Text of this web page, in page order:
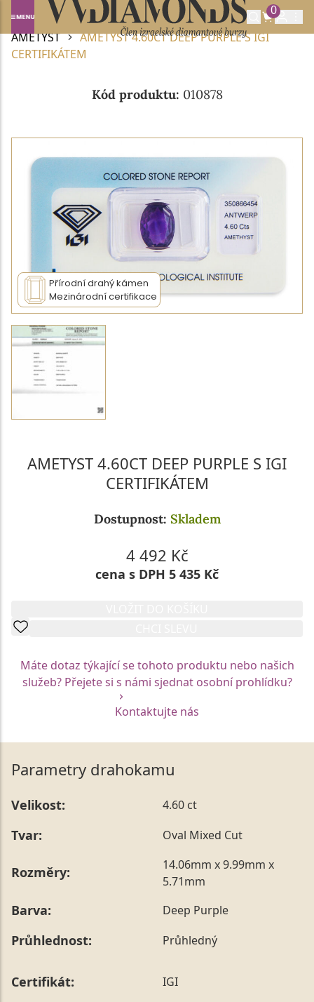
0
Domů
DRAHOKAMY A POLODRAHOKAMY
AMETYST
AMETYST 4.60CT DEEP PURPLE S IGI
CERTIFIKÁTEM
Kód produktu: 010878
Přírodní drahý kámen
Mezinárodní certifikace
AMETYST 4.60CT DEEP PURPLE S IGI
CERTIFIKÁTEM
Dostupnost: Skladem
4 492 Kč
cena s DPH 5 435 Kč
Máte dotaz týkající se tohoto produktu nebo našich
služeb? Přejete si s námi sjednat osobní prohlídku?
Kontaktujte nás
Parametry drahokamu
Velikost: 4.60 ct
Tvar: Oval Mixed Cut
Rozměry:
14.06mm x 9.99mm x
5.71mm
Barva: Deep Purple
Průhlednost: Průhledný
Certifikát: IGI